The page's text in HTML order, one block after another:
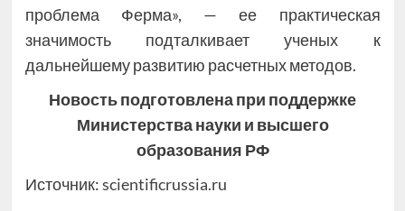
проблема Ферма», — ее практическая
значимость подталкивает ученых к
дальнейшему развитию расчетных методов.
Новость подготовлена при поддержке
Министерства науки и высшего
образования РФ
Источник:scientificrussia.ru